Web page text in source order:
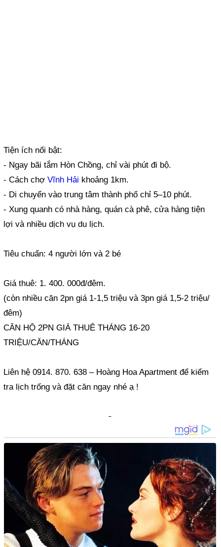
Tiện ích nổi bật:
- Ngay bãi tắm Hòn Chồng, chỉ vài phút đi bộ.
- Cách chợVĩnh Hải khoảng 1km.
- Di chuyển vào trung tâm thành phố chỉ 5–10 phút.
- Xung quanh có nhà hàng, quán cà phê, cửa hàng tiện
lợi và nhiều dịch vụ du lịch.
Tiêu chuẩn: 4 người lớn và 2 bé
Giá thuê: 1. 400. 000đ/đêm.
(còn nhiều căn 2pn giá 1-1,5 triệu và 3pn giá 1,5-2 triệu/
đêm)
CĂN HỘ 2PN GIÁ THUÊ THÁNG 16-20
TRIỆU/CĂN/THÁNG
Liên hệ 0914. 870. 638 – Hoàng Hoa Apartment để kiểm
tra lịch trống và đặt căn ngay nhé ạ !